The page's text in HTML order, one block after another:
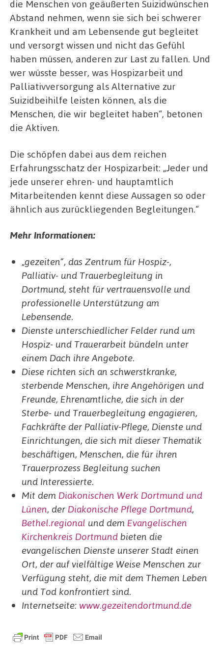
die Menschen von geäußerten Suizidwünschen
Abstand nehmen, wenn sie sich bei schwerer
Krankheit und am Lebensende gut begleitet
und versorgt wissen und nicht das Gefühl
haben müssen, anderen zur Last zu fallen. Und
wer wüsste besser, was Hospizarbeit und
Palliativversorgung als Alternative zur
Suizidbeihilfe leisten können, als die
Menschen, die wir begleitet haben“, betonen
die Aktiven.
Die schöpfen dabei aus dem reichen
Erfahrungsschatz der Hospizarbeit: „Jeder und
jede unserer ehren- und hauptamtlich
Mitarbeitenden kennt diese Aussagen so oder
ähnlich aus zurückliegenden Begleitungen.“
Mehr Informationen:
„gezeiten“, das Zentrum für Hospiz-,
Palliativ- und Trauerbegleitung in
Dortmund, steht für vertrauensvolle und
professionelle Unterstützung am
Lebensende.
Dienste unterschiedlicher Felder rund um
Hospiz- und Trauerarbeit bündeln unter
einem Dach ihre Angebote.
Diese richten sich an schwerstkranke,
sterbende Menschen, ihre Angehörigen und
Freunde, Ehrenamtliche, die sich in der
Sterbe- und Trauerbegleitung engagieren,
Fachkräfte der Palliativ-Pflege, Dienste und
Einrichtungen, die sich mit dieser Thematik
beschäftigen, Menschen, die für ihren
Trauerprozess Begleitung suchen
und Interessierte.
Mit dem Diakonischen Werk Dortmund und
Lünen, der Diakonische Pflege Dortmund,
Bethel.regional und dem Evangelischen
Kirchenkreis Dortmund bieten die
evangelischen Dienste unserer Stadt einen
Ort, der auf vielfältige Weise Menschen zur
Verfügung steht, die mit dem Themen Leben
und Tod konfrontiert sind.
Internetseite: www.gezeitendortmund.de